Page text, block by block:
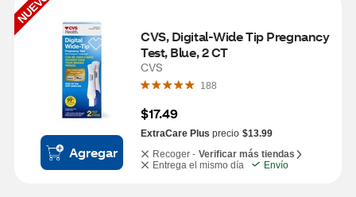
NUEVO
Agregar
CVS, Digital-Wide Tip Pregnancy
Test, Blue, 2 CT
CVS
188
$17.49
ExtraCare Plus precio $13.99
Recoger - Verificar más tiendas
Entrega el mismo día
Envío